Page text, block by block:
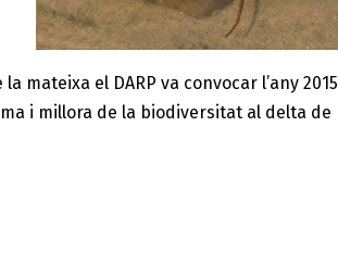
mateixa el DARP va convocar l’any 2015
i millora de la biodiversitat al delta de